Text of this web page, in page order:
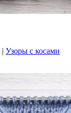
| Узоры с косами